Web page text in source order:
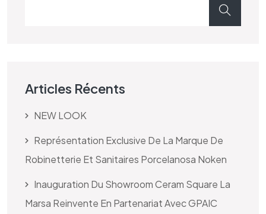
Articles Récents
NEW LOOK
Représentation Exclusive De La Marque De
Robinetterie Et Sanitaires Porcelanosa Noken
Inauguration Du Showroom Ceram Square La
Marsa Reinvente En Partenariat Avec GPAIC